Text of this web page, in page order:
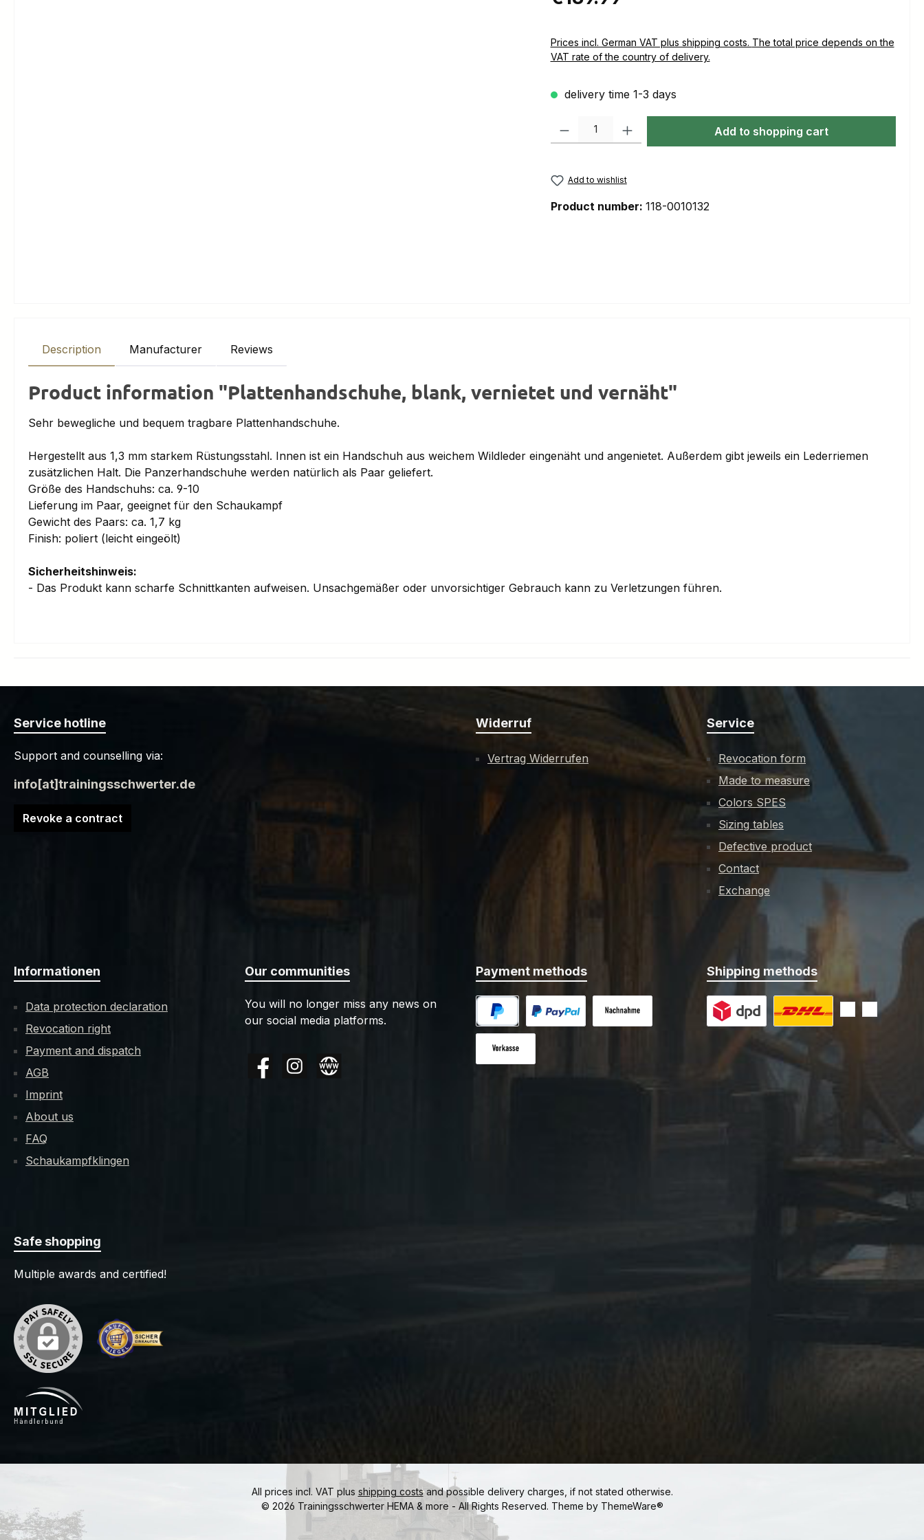
Prices incl. German VAT plus shipping costs. The total price depends on the
VAT rate of the country of delivery.
delivery time 1-3 days
Product Quantity: Enter the desired amount or use the buttons to increase or
Add to shopping cart
Add to wishlist
Product number: 118-0010132
Description Manufacturer Reviews
Product information "Plattenhandschuhe, blank, vernietet und vernäht"
Sehr bewegliche und bequem tragbare Plattenhandschuhe.
Hergestellt aus 1,3 mm starkem Rüstungsstahl. Innen ist ein Handschuh aus weichem Wildleder eingenäht und angenietet. Außerdem gibt jeweils ein Lederriemen
zusätzlichen Halt. Die Panzerhandschuhe werden natürlich als Paar geliefert.
Größe des Handschuhs: ca. 9-10
Lieferung im Paar, geeignet für den Schaukampf
Gewicht des Paars: ca. 1,7 kg
Finish: poliert (leicht eingeölt)
Sicherheitshinweis:
- Das Produkt kann scharfe Schnittkanten aufweisen. Unsachgemäßer oder unvorsichtiger Gebrauch kann zu Verletzungen führen.
Service hotline
Support and counselling via:
info[at]trainingsschwerter.de
Revoke a contract
Widerruf
Vertrag Widerrufen
Service
Revocation form
Made to measure
Colors SPES
Sizing tables
Defective product
Contact
Exchange
Informationen
Data protection declaration
Revocation right
Payment and dispatch
AGB
Imprint
About us
FAQ
Schaukampfklingen
Our communities
You will no longer miss any news on
our social media platforms.
FacebookInstagramWebsite
Payment methods
PayPal Custom image 1
Shipping methods
Custom image 1Custom image 2
Safe shopping
Multiple awards and certified!
All prices incl. VAT plus shipping costsand possible delivery charges, if not stated otherwise.
© 2026 Trainingsschwerter HEMA & more - All Rights Reserved. Theme by ThemeWare®